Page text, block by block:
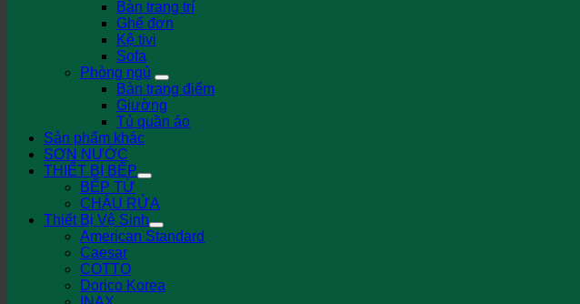
Bàn trang trí
Ghế đơn
Kệ tivi
Sofa
Phòng ngủ
Bàn trang điểm
Giường
Tủ quần áo
Sản phẩm khác
SƠN NƯỚC
THIẾT BỊ BẾP
BẾP TỪ
CHẬU RỬA
Thiết Bị Vệ Sinh
American Standard
Caesar
COTTO
Dorico Korea